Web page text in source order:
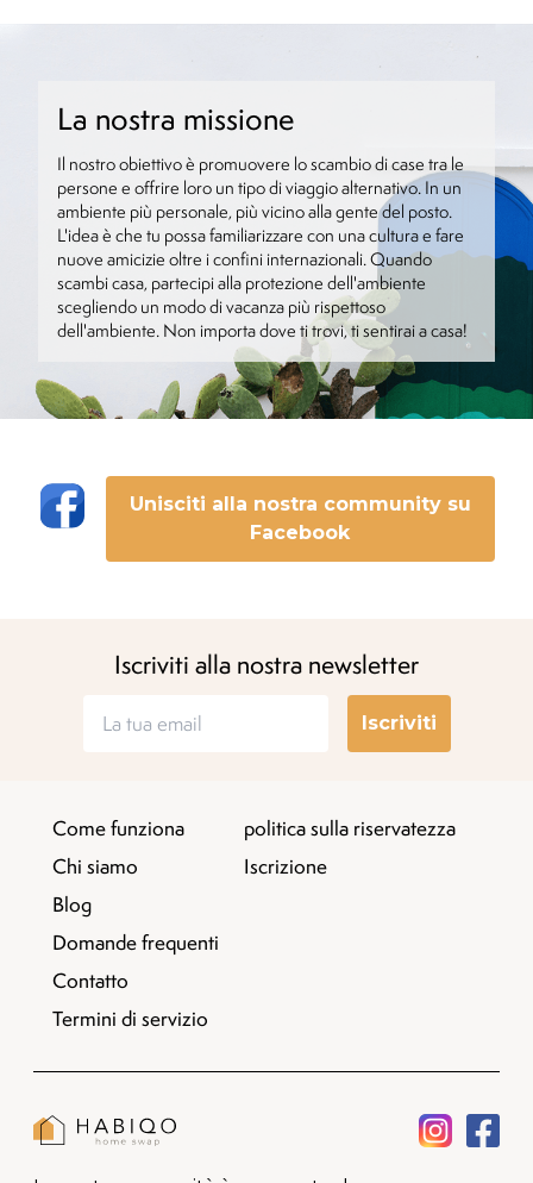
La nostra missione
Il nostro obiettivo è promuovere lo scambio di case tra le
persone e offrire loro un tipo di viaggio alternativo. In un
ambiente più personale, più vicino alla gente del posto.
L'idea è che tu possa familiarizzare con una cultura e fare
nuove amicizie oltre i confini internazionali. Quando
scambi casa, partecipi alla protezione dell'ambiente
scegliendo un modo di vacanza più rispettoso
dell'ambiente. Non importa dove ti trovi, ti sentirai a casa!
Unisciti alla nostra community su
Facebook
Iscriviti alla nostra newsletter
Iscriviti
Come funziona
Chi siamo
Blog
Domande frequenti
Contatto
Termini di servizio
politica sulla riservatezza
Iscrizione